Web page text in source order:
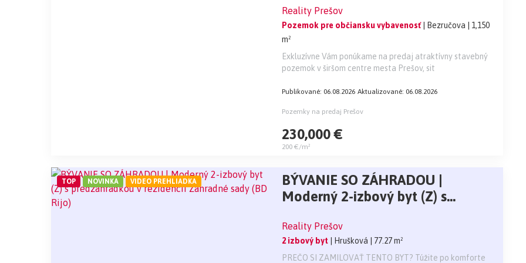
s výbornou dostupnosťou
Reality Prešov
Pozemok pre občiansku vybavenosť | Bezručova
| 1,150
m²
Exkluzívne Vám ponúkame na predaj atraktívny stavebný
pozemok v širšom centre mesta Prešov, sit
Publikované: 06.08.2026 Aktualizované: 06.08.2026
Pozemky na predaj Prešov
230,000 €
200 €/m²
BÝVANIE SO ZÁHRADOU |
Moderný 2-izbový byt (Z) s
Záhradné sady (BD Rijo)
Reality Prešov
2 izbový byt | Hrušková
| 77.27 m²
PREČO SI ZAMILOVAŤ TENTO BYT? Túžite po komforte
TOP NOVINKA VIDEO PREHLIADKA